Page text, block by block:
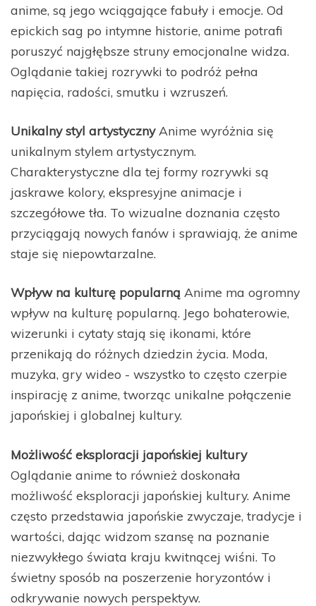
anime, są jego wciągające fabuły i emocje. Od
epickich sag po intymne historie, anime potrafi
poruszyć najgłębsze struny emocjonalne widza.
Oglądanie takiej rozrywki to podróż pełna
napięcia, radości, smutku i wzruszeń.
Unikalny styl artystycznyAnime wyróżnia się
unikalnym stylem artystycznym.
Charakterystyczne dla tej formy rozrywki są
jaskrawe kolory, ekspresyjne animacje i
szczegółowe tła. To wizualne doznania często
przyciągają nowych fanów i sprawiają, że anime
staje się niepowtarzalne.
Wpływ na kulturę popularną Anime ma ogromny
wpływ na kulturę popularną. Jego bohaterowie,
wizerunki i cytaty stają się ikonami, które
przenikają do różnych dziedzin życia. Moda,
muzyka, gry wideo - wszystko to często czerpie
inspirację z anime, tworząc unikalne połączenie
japońskiej i globalnej kultury.
Możliwość eksploracji japońskiej kultury
Oglądanie anime to również doskonała
możliwość eksploracji japońskiej kultury. Anime
często przedstawia japońskie zwyczaje, tradycje i
wartości, dając widzom szansę na poznanie
niezwykłego świata kraju kwitnącej wiśni. To
świetny sposób na poszerzenie horyzontów i
odkrywanie nowych perspektyw.